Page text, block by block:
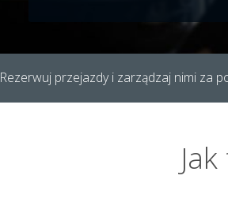
Rezerwuj przejazdy i zarządzaj nimi za